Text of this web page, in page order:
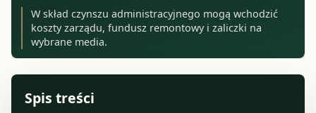
W skład czynszu administracyjnego mogą wchodzić
koszty zarządu, fundusz remontowy i zaliczki na
wybrane media.
Spis treści